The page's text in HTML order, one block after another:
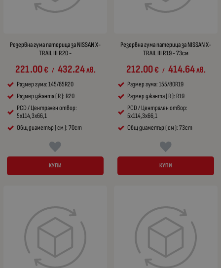
Резервна гума патерица за NISSAN X-
TRAIL III R20 -
221.00€ / 432.24лв.
Размер гума: 145/65R20
Размер джанта ( R ): R20
PCD / Централен отвор:
5x114,3x66,1
Общ диаметър ( см ): 70cm
КУПИ
Резервна гума патерица за NISSAN X-
TRAIL III R19 - 73см
212.00€ / 414.64лв.
Размер гума: 155/80R19
Размер джанта ( R ): R19
PCD / Централен отвор:
5x114,3x66,1
Общ диаметър ( см ): 73cm
КУПИ